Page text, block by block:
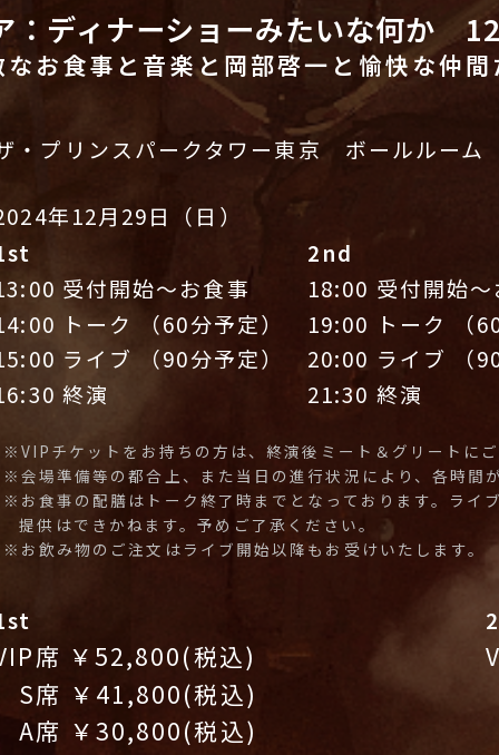
：ディナーショーみたいな何か
なお食事と音楽と岡部啓一と愉快な仲
・プリンスパークタワー東京 ボールルーム
年12月29日（日）
受付開始～お食事
トーク （60分予定）
ライブ （90分予定）
終演
2nd
18:00 受付開始
19:00 トーク （
20:00 ライブ （
21:30 終演
※VIPチケットをお持ちの方は、終演後ミート＆グリートに
※会場準備等の都合上、また当日の進行状況により、各時間
※お食事の配膳はトーク終了時までとなっております。ライ
提供はできかねます。予めご了承ください。
※お飲み物のご注文はライブ開始以降もお受けいたします。
席 ￥52,800(税込)
席 ￥41,800(税込)
席 ￥30,800(税込)